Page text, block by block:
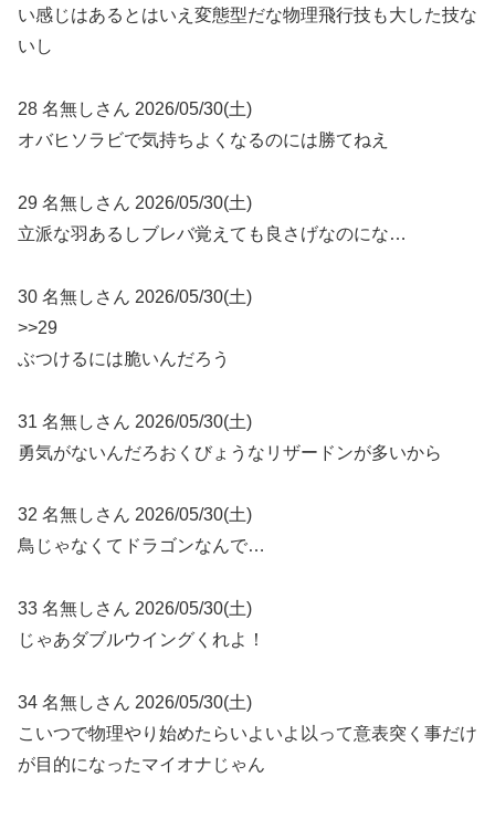
い感じはあるとはいえ変態型だな物理飛行技も大した技な
いし
28 名無しさん 2026/05/30(土)
オバヒソラビで気持ちよくなるのには勝てねえ
29 名無しさん 2026/05/30(土)
立派な羽あるしブレバ覚えても良さげなのにな…
30 名無しさん 2026/05/30(土)
>>29
ぶつけるには脆いんだろう
31 名無しさん 2026/05/30(土)
勇気がないんだろおくびょうなリザードンが多いから
32 名無しさん 2026/05/30(土)
鳥じゃなくてドラゴンなんで…
33 名無しさん 2026/05/30(土)
じゃあダブルウイングくれよ！
34 名無しさん 2026/05/30(土)
こいつで物理やり始めたらいよいよ以って意表突く事だけ
が目的になったマイオナじゃん